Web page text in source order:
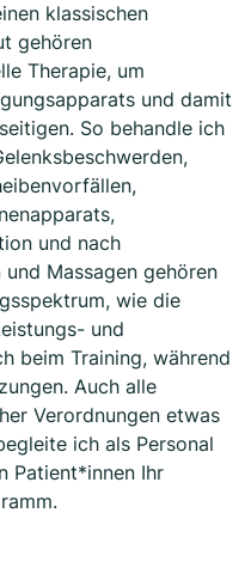
klassischen
gehören
Therapie, um
und damit
So behandle ich
und nach
Massagen gehören
wie die
und
beim Training, während
Auch alle
Verordnungen etwas
ich als Personal
Patient*innen Ihr